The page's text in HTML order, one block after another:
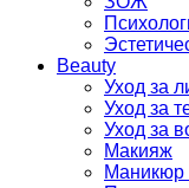
Beauty
Уход за
Уход за
Уход за
Макияж
Маникюр